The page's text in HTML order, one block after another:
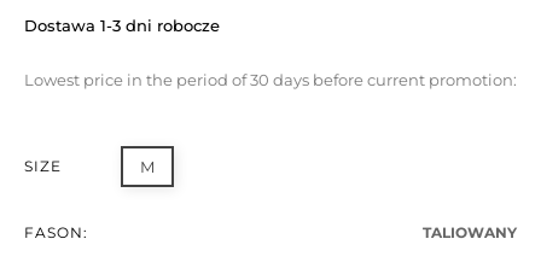
Dostawa 1-3 dni robocze
Lowest price in the period of 30 days before current promotion:
SIZE M
FASON: TALIOWANY